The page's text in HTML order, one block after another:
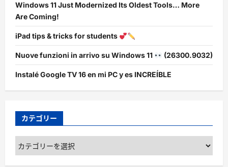
Windows 11 Just Modernized Its Oldest Tools… More
Are Coming!
iPad tips & tricks for students
Nuove funzioni in arrivo su Windows 11 (26300.9032)
Instalé Google TV 16 en mi PC y es INCREÍBLE
カテゴリー
カ
テ
ゴ